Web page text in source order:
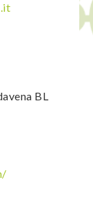
BL